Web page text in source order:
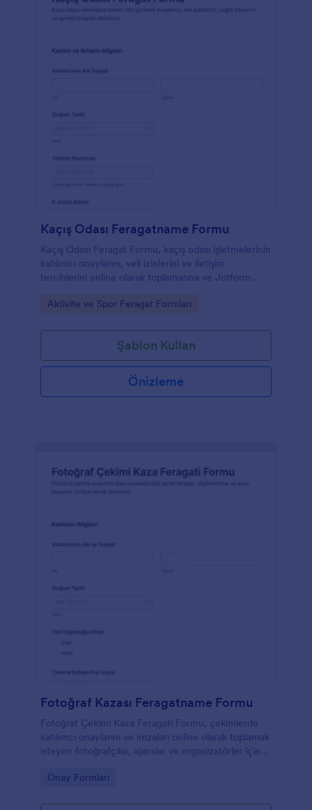
Kaçış Odası Feragatname Formu
Kaçış Odası Feragat Formu, kaçış odası işletmelerinin
katılımcı onaylarını, veli izinlerini ve iletişim
tercihlerini online olarak toplamasına ve Jotform
yardımcı olur.
Go to Category:
Aktivite ve Spor Feragat Formları
Şablon Kullan
Önizleme
Fotoğraf Kazası Feragatname Formu
Fotoğraf Çekimi Kaza Feragati Formu, çekimlerde
katılımcı onaylarını ve imzaları online olarak toplamak
isteyen fotoğrafçılar, ajanslar ve organizatörler için
Go to Category:
Onay Formları